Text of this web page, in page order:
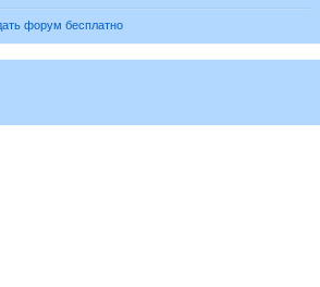
форум бесплатно